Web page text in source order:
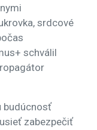
srdcové
schválil
budúcnosť
zabezpečiť